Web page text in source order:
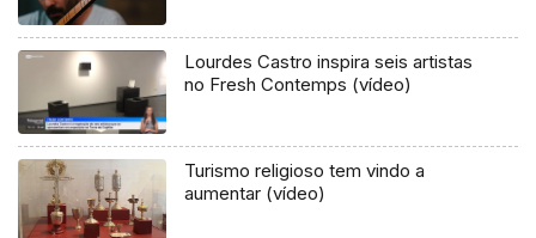
Lourdes Castro inspira seis artistas
no Fresh Contemps (vídeo)
Turismo religioso tem vindo a
aumentar (vídeo)